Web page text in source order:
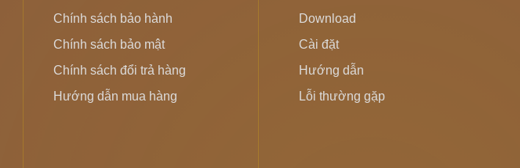
Chính sách bảo hành
Chính sách bảo mật
Chính sách đổi trả hàng
Hướng dẫn mua hàng
Download
Cài đặt
Hướng dẫn
Lỗi thường gặp